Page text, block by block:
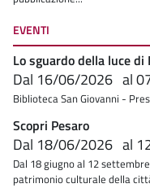
EVENTI
Lo sguardo della luce di
Dal 16/06/2026 al
Biblioteca San Giovanni -
Scopri Pesaro
Dal 18/06/2026 al
Dal 18 giugno al 12
patrimonio culturale della